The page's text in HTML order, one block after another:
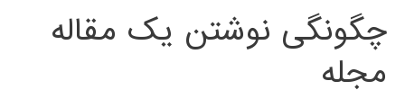
چگونگی نوشتن یک مقاله
مجله